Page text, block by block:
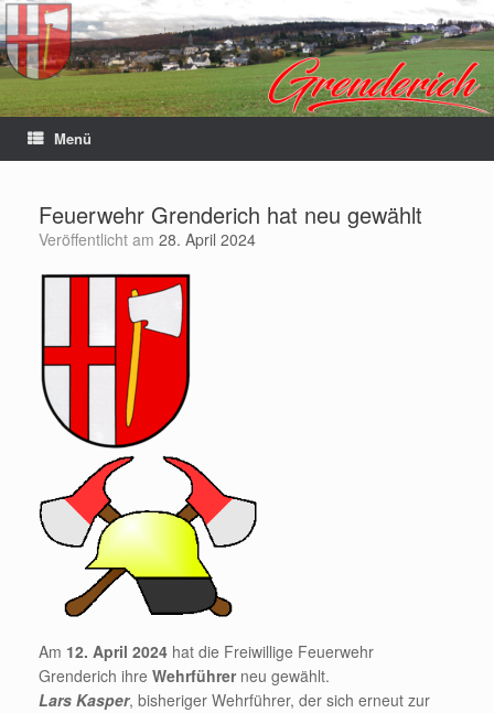
Menü
Feuerwehr Grenderich hat neu gewählt
Veröffentlicht am 28. April 2024
Am 12. April 2024 hat die Freiwillige Feuerwehr
Grenderich ihre Wehrführerneu gewählt.
Lars Kasper, bisheriger Wehrführer, der sich erneut zur